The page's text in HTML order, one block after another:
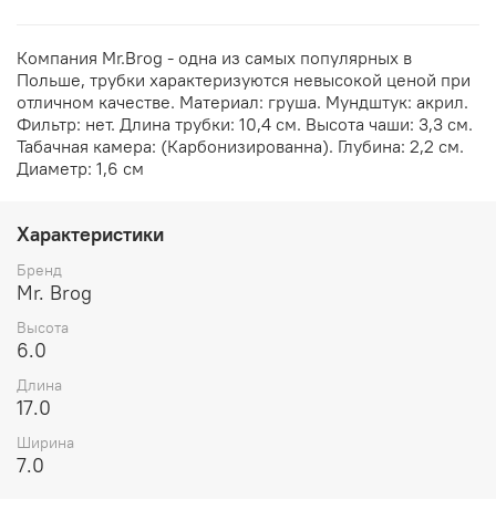
Компания Mr.Brog - одна из самых популярных в
Польше, трубки характеризуются невысокой ценой при
отличном качестве. Материал: груша. Мундштук: акрил.
Фильтр: нет. Длина трубки: 10,4 см. Высота чаши: 3,3 см.
Табачная камера: (Карбонизированна). Глубина: 2,2 см.
Диаметр: 1,6 см
Характеристики
Бренд
Mr. Brog
Высота
6.0
Длина
17.0
Ширина
7.0